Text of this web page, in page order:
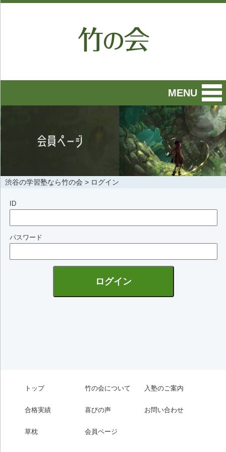
MENU
渋谷の学習塾なら竹の会 > ログイン
ID
パスワード
トップ 竹の会について 入塾のご案内
合格実績 喜びの声 お問い合わせ
草枕 会員ページ